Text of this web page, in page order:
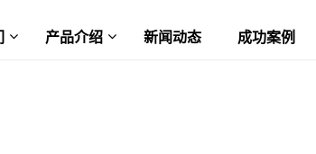
产品介绍 新闻动态 成功案例